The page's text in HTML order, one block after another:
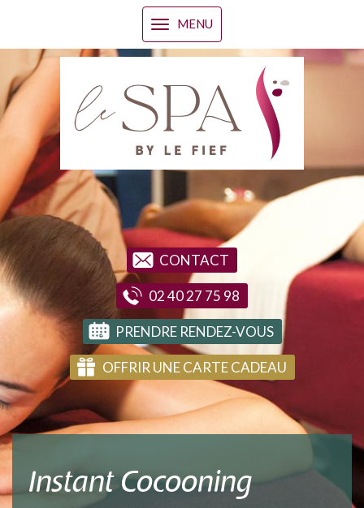
MENU
CONTACT
02 40 27 75 98
PRENDRE RENDEZ-VOUS
OFFRIR UNE CARTE CADEAU
Instant Cocooning